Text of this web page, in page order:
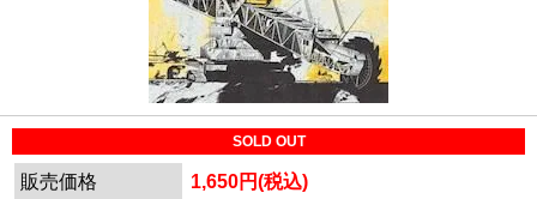
SOLD OUT
販売価格
1,650円(税込)